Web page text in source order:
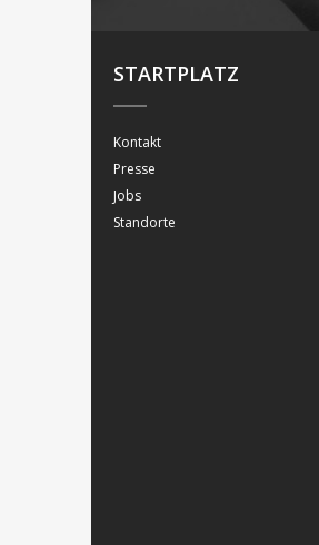
STARTPLATZ
Kontakt
Presse
Jobs
Standorte